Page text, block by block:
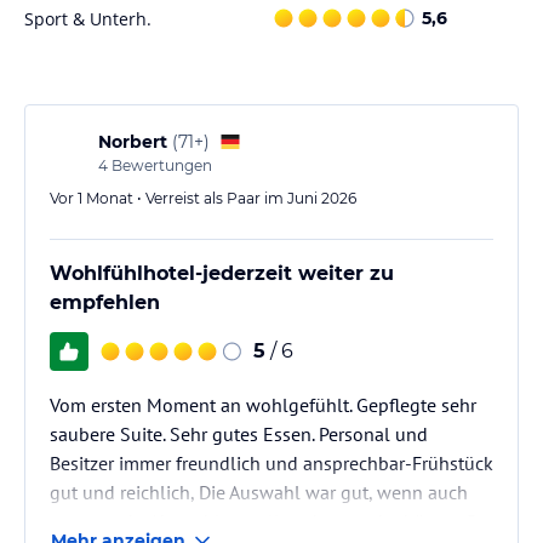
Hinweis:
Allgemeine und unverbindliche
Hoteliers-/Veranstalter-/Kataloginformationen. Alle Angaben
jeweiligen Veranstalters.
Sport & Unterh. 5,6
Norbert (71+)
4 Bewertungen
Vor 1 Monat • Verreist als Paar im Juni 2026
Wohlfühlhotel-jederzeit weiter zu
empfehlen
5 / 6
Vom ersten Moment an wohlgefühlt. Gepflegte sehr
saubere Suite. Sehr gutes Essen. Personal und
Besitzer immer freundlich und ansprechbar-Frühstück
gut und reichlich, Die Auswahl war gut, wenn auch